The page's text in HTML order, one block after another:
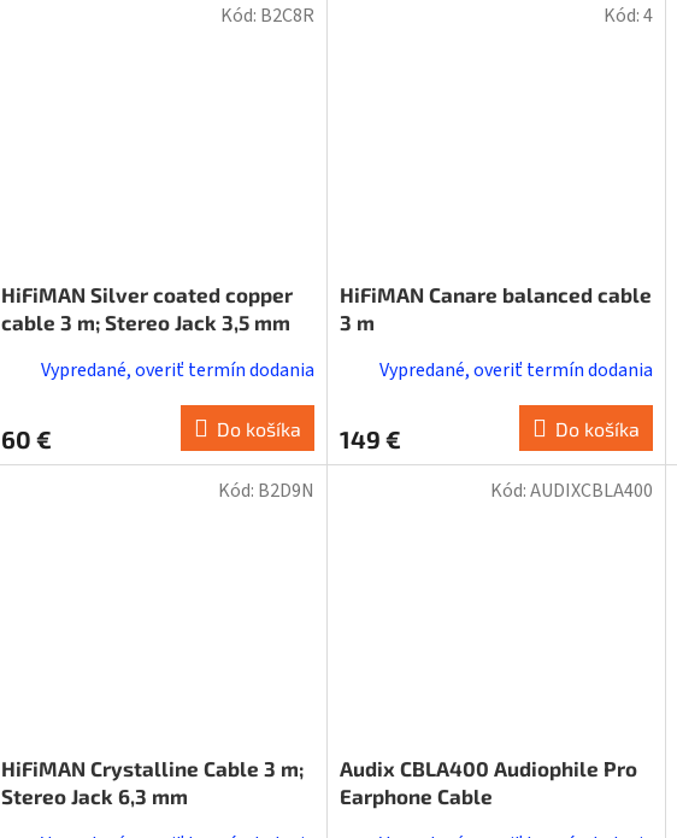
HiFiMAN Silver coated copper
cable 3 m; Stereo Jack 3,5 mm
Vypredané, overiť termín dodania
60 € Do košíka
Kód: B2C8R
HiFiMAN Canare balanced cable
3 m
Vypredané, overiť termín dodania
149 € Do košíka
Kód:4
HiFiMAN Crystalline Cable 3 m;
Stereo Jack 6,3 mm
Kód: B2D9N
Audix CBLA400 Audiophile Pro
Earphone Cable
Kód:AUDIXCBLA400